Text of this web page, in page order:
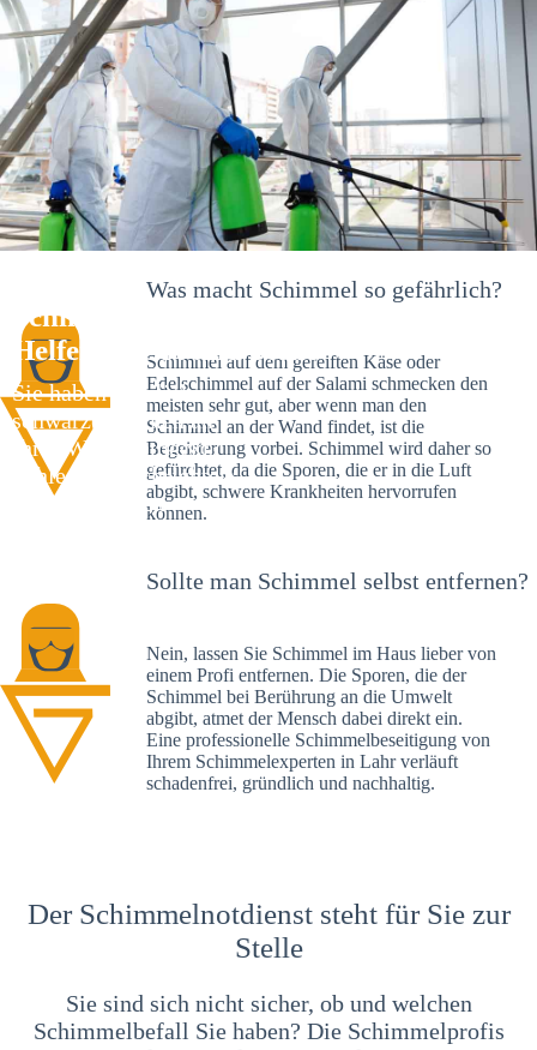
Schimmelexperte in Lahr – Ihr
Helfer an Ort und Stelle
Sie haben kürzlich
schwarze Flecken an
Ihrer Wand entdeckt?
Schlechte Nachrichten:
Sie haben einen
Was macht Schimmel so gefährlich?
Schimmel auf dem gereiften Käse oder
Edelschimmel auf der Salami schmecken den
meisten sehr gut, aber wenn man den
Schimmel an der Wand findet, ist die
Begeisterung vorbei. Schimmel wird daher so
gefürchtet, da die Sporen, die er in die Luft
abgibt, schwere Krankheiten hervorrufen
können.
Sollte man Schimmel selbst entfernen?
Nein, lassen Sie Schimmel im Haus lieber von
einem Profi entfernen. Die Sporen, die der
Schimmel bei Berührung an die Umwelt
abgibt, atmet der Mensch dabei direkt ein.
Eine professionelle Schimmelbeseitigung von
Ihrem Schimmelexperten in Lahr verläuft
schadenfrei, gründlich und nachhaltig.
Der Schimmelnotdienst steht für Sie zur
Stelle
Sie sind sich nicht sicher, ob und welchen
Schimmelbefall Sie haben? Die Schimmelprofis